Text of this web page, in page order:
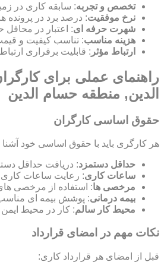
تخصص و تجربه: سابقه کاری در
نرخ موفقیت: درصد برد در پرونده
شهرت حرفه ای: اعتبار در محافل
هزینه مناسب: تناسب کیفیت و
ارتباط مؤثر : قابلیت برقراری
راهنمای عملی برای
الدین, منطقه حسام الدین
حقوق اساسی کارگران
هر کارگری باید با حقوق اساسی خود آشنا
حداقل دستمزد: دریافت حداقل
ساعات کاری: رعایت ساعات کاری
مرخصی ها: استفاده از مرخصی
بیمه درمانی: پوشش بیمه ای
محیط کار سالم: کار در محیط ایمن
نکات مهم در امضای قرارداد
قبل از امضای هر قرارداد کاری: